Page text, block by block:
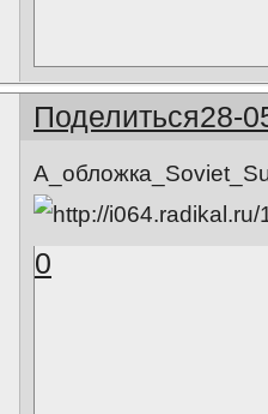
Поделиться28-
0